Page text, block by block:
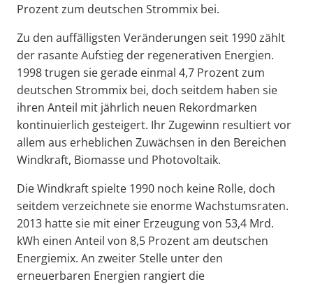
Prozent zum deutschen Strommix bei.
Zu den auffälligsten Veränderungen seit 1990 zählt
der rasante Aufstieg der regenerativen Energien.
1998 trugen sie gerade einmal 4,7 Prozent zum
deutschen Strommix bei, doch seitdem haben sie
ihren Anteil mit jährlich neuen Rekordmarken
kontinuierlich gesteigert. Ihr Zugewinn resultiert vor
allem aus erheblichen Zuwächsen in den Bereichen
Windkraft, Biomasse und Photovoltaik.
Die Windkraft spielte 1990 noch keine Rolle, doch
seitdem verzeichnete sie enorme Wachstumsraten.
2013 hatte sie mit einer Erzeugung von 53,4 Mrd.
kWh einen Anteil von 8,5 Prozent am deutschen
Energiemix. An zweiter Stelle unter den
erneuerbaren Energien rangiert die